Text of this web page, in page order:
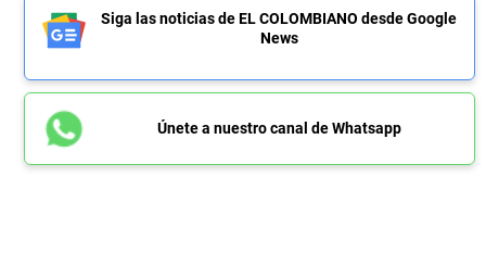
Siga las noticias de EL COLOMBIANO desde Google
News
Únete a nuestro canal de Whatsapp